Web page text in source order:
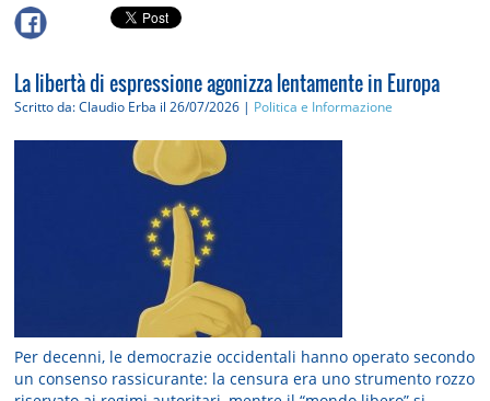
La libertà di espressione agonizza lentamente in Europa
Scritto da: Claudio Erba il 26/07/2026 | Politica e Informazione
Per decenni, le democrazie occidentali hanno operato secondo
un consenso rassicurante: la censura era uno strumento rozzo